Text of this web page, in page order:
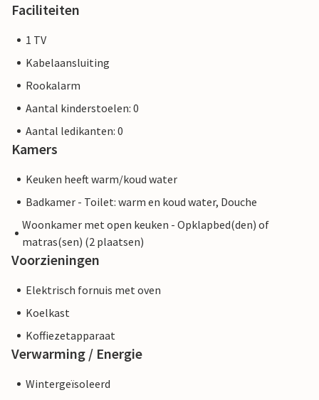
Faciliteiten
1 TV
Kabelaansluiting
Rookalarm
Aantal kinderstoelen: 0
Aantal ledikanten: 0
Kamers
Keuken heeft warm/koud water
Badkamer - Toilet: warm en koud water, Douche
Woonkamer met open keuken - Opklapbed(den) of
matras(sen) (2 plaatsen)
Voorzieningen
Elektrisch fornuis met oven
Koelkast
Koffiezetapparaat
Verwarming / Energie
Wintergeïsoleerd